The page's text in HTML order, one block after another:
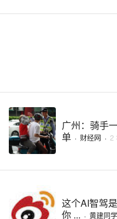
广州：骑手
单 · 财经网 · 2
这个AI智驾
你 ... · 黄建同学